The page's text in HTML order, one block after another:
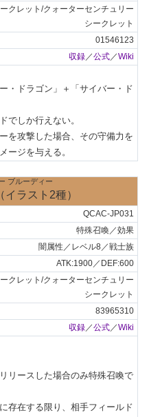
クレット/クォーターセンチュリー
シークレット
01546123
収録／公式／Wiki
・ドラゴン」＋「サイバー・ド
でしか行えない。
を攻撃した場合、その守備力を
ージを与える。
ブルーディー
ラスト2種）
QCAC-JP031
特殊召喚／効果
闇属性／レベル8／戦士族
ATK:1900／DEF:600
クレット/クォーターセンチュリー
シークレット
83965310
収録／公式／Wiki
リースした場合のみ特殊召喚で
存在する限り、相手フィールド